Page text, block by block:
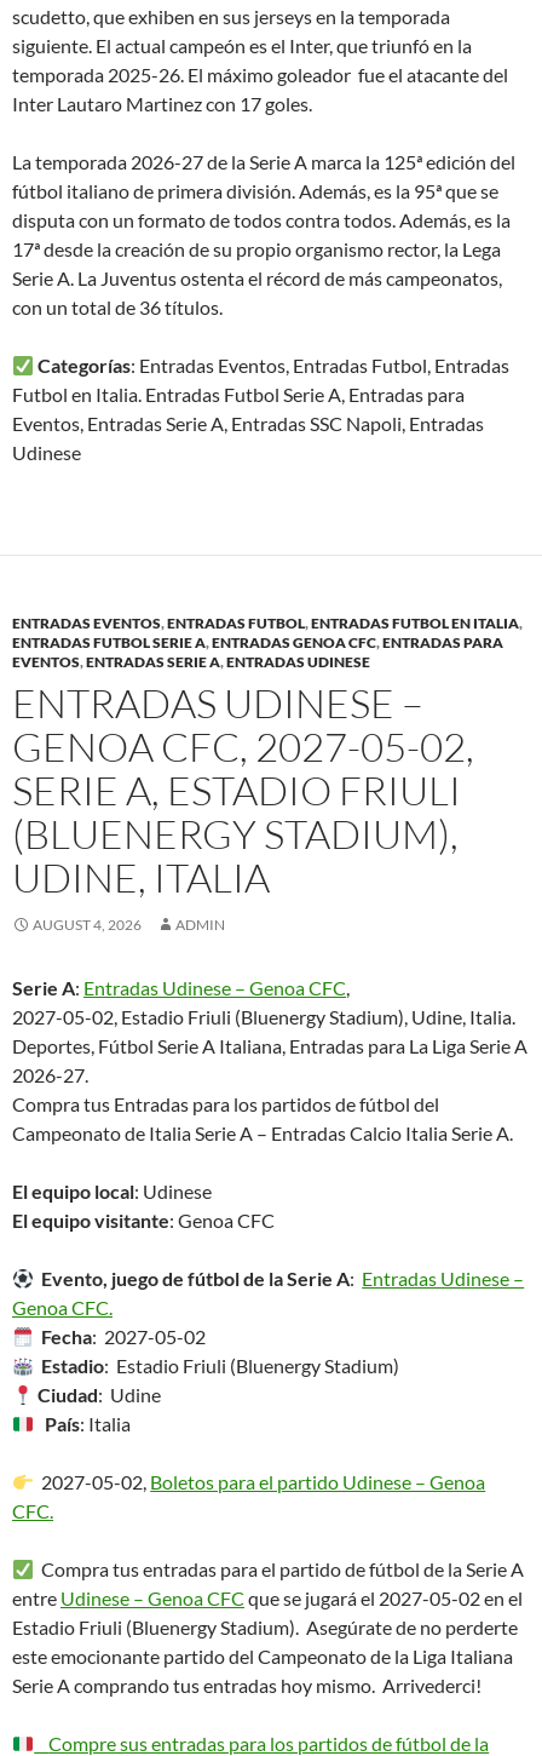
scudetto, que exhiben en sus jerseys en la temporada
siguiente. El actual campeón es el Inter, que triunfó en la
temporada 2025-26. El máximo goleador fue el atacante del
Inter Lautaro Martinez con 17 goles.
La temporada 2026-27 de la Serie A marca la 125ª edición del
fútbol italiano de primera división. Además, es la 95ª que se
disputa con un formato de todos contra todos. Además, es la
17ª desde la creación de su propio organismo rector, la Lega
Serie A. La Juventus ostenta el récord de más campeonatos,
con un total de 36 títulos.
Categorías: Entradas Eventos, Entradas Futbol, Entradas
Futbol en Italia. Entradas Futbol Serie A, Entradas para
Eventos, Entradas Serie A, Entradas SSC Napoli, Entradas
Udinese
ENTRADAS EVENTOS,ENTRADAS FUTBOL,ENTRADAS FUTBOL EN ITALIA,
ENTRADAS FUTBOL SERIE A,ENTRADAS GENOA CFC,ENTRADAS PARA
EVENTOS,ENTRADAS SERIE A,ENTRADAS UDINESE
ENTRADAS UDINESE –
GENOA CFC, 2027-05-02,
SERIE A, ESTADIO FRIULI
(BLUENERGY STADIUM),
UDINE, ITALIA
AUGUST 4, 2026 ADMIN
Serie A: Entradas Udinese – Genoa CFC,
2027-05-02, Estadio Friuli (Bluenergy Stadium), Udine, Italia.
Deportes, Fútbol Serie A Italiana, Entradas para La Liga Serie A
2026-27.
Compra tus Entradas para los partidos de fútbol del
Campeonato de Italia Serie A – Entradas Calcio Italia Serie A.
El equipo local: Udinese
El equipo visitante: Genoa CFC
Evento, juego de fútbol de la Serie A: Entradas Udinese –
Genoa CFC.
Fecha: 2027-05-02
Estadio: Estadio Friuli (Bluenergy Stadium)
Ciudad: Udine
País: Italia
2027-05-02, Boletos para el partido Udinese – Genoa
CFC.
Compra tus entradas para el partido de fútbol de la Serie A
entre Udinese – Genoa CFC que se jugará el 2027-05-02 en el
Estadio Friuli (Bluenergy Stadium). Asegúrate de no perderte
este emocionante partido del Campeonato de la Liga Italiana
Serie A comprando tus entradas hoy mismo. Arrivederci!
Compre sus entradas para los partidos de fútbol de la